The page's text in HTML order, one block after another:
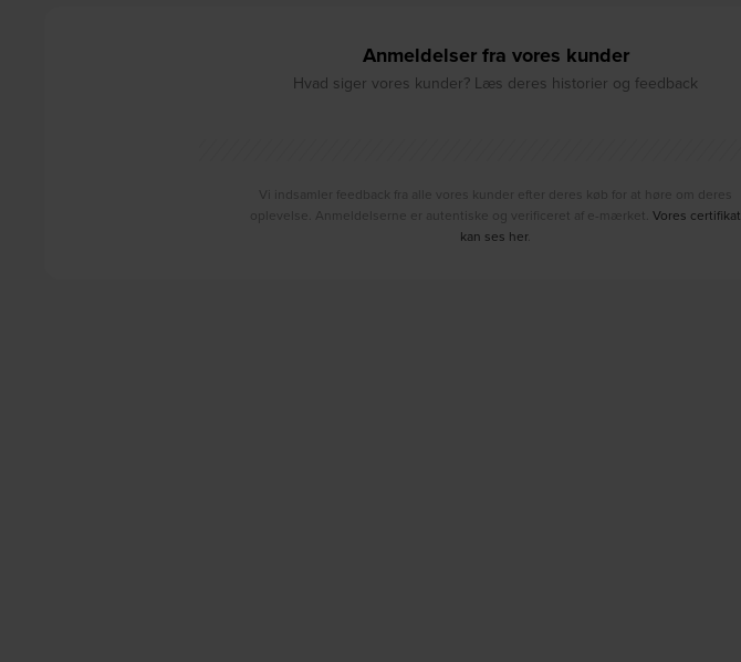
Anmeldelser fra vores kunder
Hvad siger vores kunder? Læs deres historier og feedback
Vi indsamler feedback fra alle vores kunder efter deres køb for at høre om deres
oplevelse. Anmeldelserne er autentiske og verificeret af e-mærket. Vores certifikat
kan ses her.